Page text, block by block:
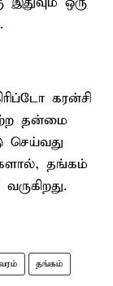
கரன்சி
தன்மை
செய்வது
தங்கம்
தங்கம்